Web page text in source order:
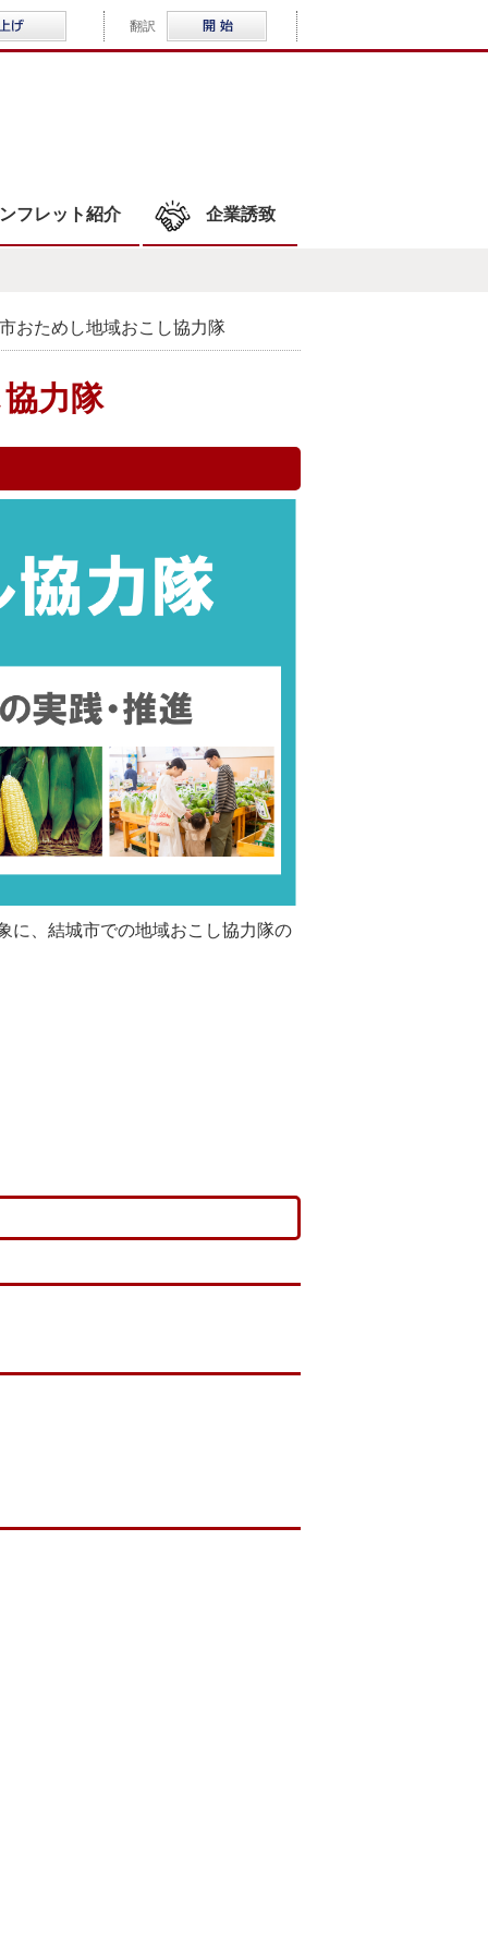
フレット紹介 企業誘致
音声読み上げ
翻訳 Multilingual
おためし地域おこし協力隊
力隊
に、結城市での地域おこし協力隊の